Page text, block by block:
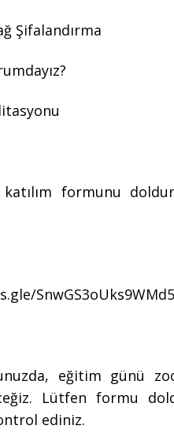
Şifalandırma
formunu
eğitim günü
Lütfen formu
ediniz.